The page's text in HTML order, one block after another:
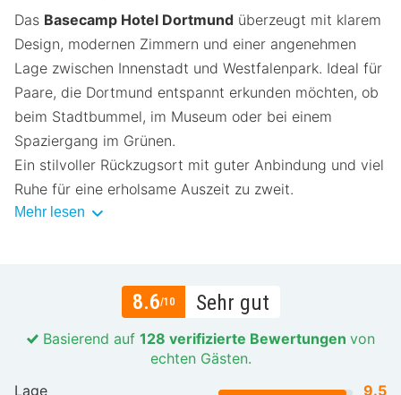
Das Basecamp Hotel Dortmund überzeugt mit klarem
Design, modernen Zimmern und einer angenehmen
Lage zwischen Innenstadt und Westfalenpark. Ideal für
Paare, die Dortmund entspannt erkunden möchten, ob
beim Stadtbummel, im Museum oder bei einem
Spaziergang im Grünen.
Ein stilvoller Rückzugsort mit guter Anbindung und viel
Ruhe für eine erholsame Auszeit zu zweit.
Mehr lesen
8.6/10 Sehr gut
Basierend auf 128 verifizierte Bewertungen von
echten Gästen.
Lage
9.5